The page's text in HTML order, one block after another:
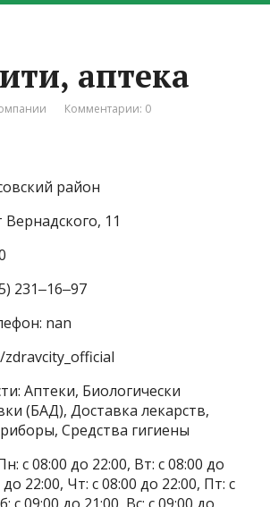
аптека
Комментарии: 0
район
11
231‒16‒97
nan
Аптеки, Биологически
(БАД), Доставка лекарств,
Средства гигиены
с 08:00 до 22:00, Вт: с 08:00 до
до 22:00, Чт: с 08:00 до 22:00, Пт: с